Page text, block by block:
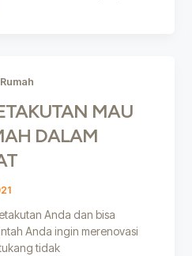
MAU
DALAM
Anda dan bisa
Anda ingin merenovasi
tidak